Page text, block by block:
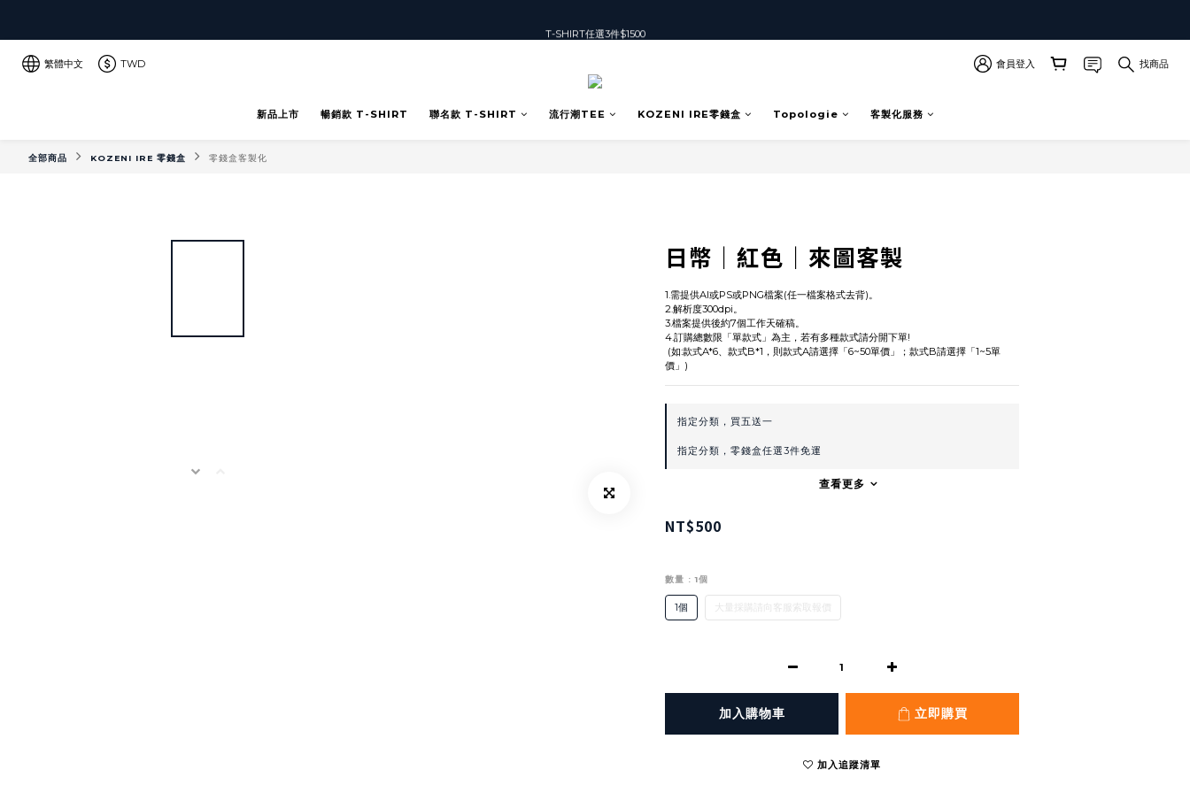
繁體中文 TWD 會員登入 找商品
新品上市 暢銷款 T-SHIRT 聯名款 T-SHIRT 流行潮TEE KOZENI IRE零錢盒 Topologie 客製化服務
全部商品 KOZENI IRE 零錢盒 零錢盒客製化
日幣｜紅色｜來圖客製
1.需提供AI或PS或PNG檔案(任一檔案格式去背)。
2.解析度300dpi。
3.檔案提供後約7個工作天確稿。
4.訂購總數限「單款式」為主，若有多種款式請分開下單!
價」)
指定分類，買五送一
指定分類，零錢盒任選3件免運
查看更多
NT$500
數量 : 1個
1個 大量採購請向客服索取報價
加入購物車 立即購買
加入追蹤清單